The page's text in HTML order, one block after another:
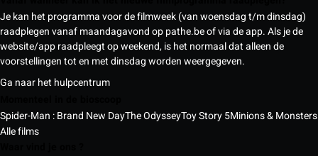
Je kan het programma voor de filmweek (van woensdag t/m dinsdag)
raadplegen vanaf maandagavond op pathe.be of via de app. Als je de
website/app raadpleegt op weekend, is het normaal dat alleen de
voorstellingen tot en met dinsdag worden weergegeven.
Ga naar het hulpcentrum
Spider-Man : Brand New DayThe OdysseyToy Story 5Minions & Monsters
Alle films